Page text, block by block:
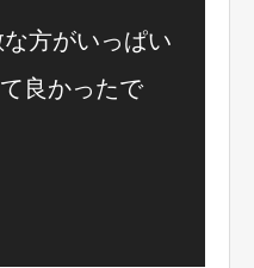
方がいっぱい
良かったで